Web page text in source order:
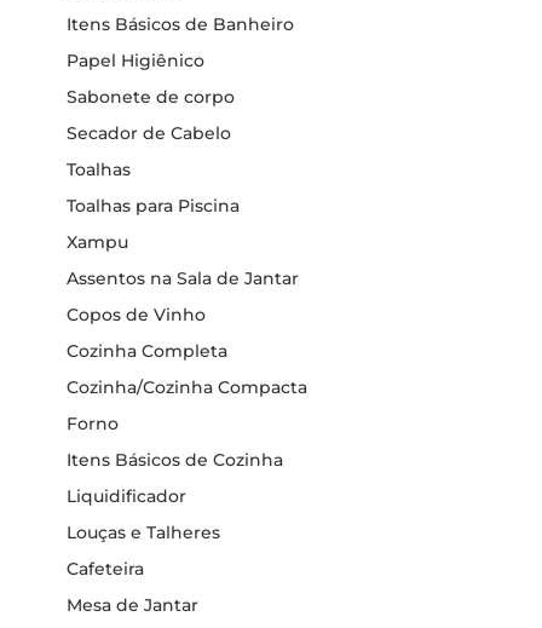
Itens Básicos de Banheiro
Papel Higiênico
Sabonete de corpo
Secador de Cabelo
Toalhas
Toalhas para Piscina
Xampu
Assentos na Sala de Jantar
Copos de Vinho
Cozinha Completa
Cozinha/Cozinha Compacta
Forno
Itens Básicos de Cozinha
Liquidificador
Louças e Talheres
Cafeteira
Mesa de Jantar